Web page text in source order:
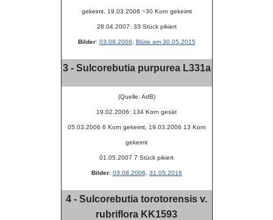
gekeimt, 19.03.2006 ~30 Korn gekeimt
28.04.2007: 33 Stück pikiert
Bilder: 03.08.2006 Blüte am 30.05.2015
3 - Sulcorebutia purpurea L331a
(Quelle: AdB)
19.02.2006: 134 Korn gesät
05.03.2006 6 Korn gekeimt, 19.03.2006 13 Korn
gekeimt
01.05.2007 7 Stück pikiert
Bilder: 03.08.2006 31.05.2016
4 - Sulcorebutia torotorensis v.
rubriflora KK1593